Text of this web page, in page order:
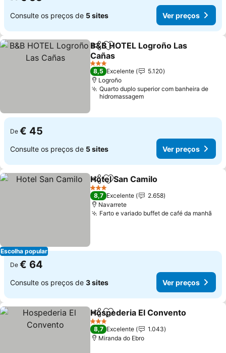
Consulte os preços de 5 sites Ver preços
PartilharAdicionar aos favoritos
B&B HOTEL Logroño Las
Cañas
Ver preços
3 Estrelas
8,5 Excelente
5.120
Logroño
Quarto duplo superior com banheira de
hidromassagem
De € 45
Consulte os preços de 5 sites Ver preços
Escolha popular
PartilharAdicionar aos favoritos
Hotel San Camilo
3 Estrelas
8,7 Excelente
2.658
Navarrete
Farto e variado buffet de café da manhã
De € 64
Consulte os preços de 3 sites Ver preços
PartilharAdicionar aos favoritos
Hospederia El Convento
3 Estrelas
8,7 Excelente
1.043
Miranda do Ebro